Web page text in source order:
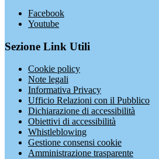
Facebook
Youtube
Sezione Link Utili
Cookie policy
Note legali
Informativa Privacy
Ufficio Relazioni con il Pubblico
Dichiarazione di accessibilità
Obiettivi di accessibilità
Whistleblowing
Gestione consensi cookie
Amministrazione trasparente